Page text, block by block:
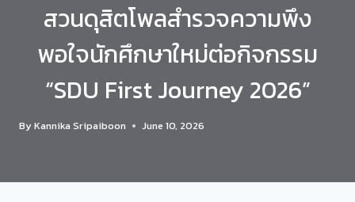
สวนดุสิตโพลสำรวจความพึง
พอใจนักศึกษาใหม่ต่อกิจกรรม
“SDU First Journey 2026”
By Kannika Sripaiboon June 10, 2026